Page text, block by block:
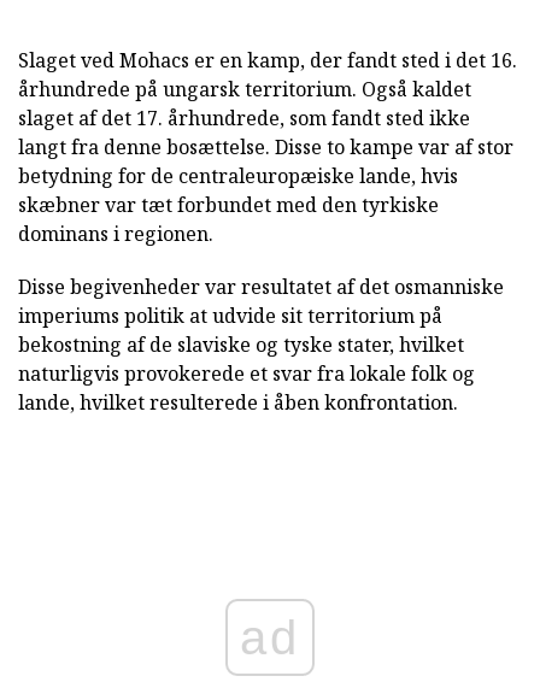
Slaget ved Mohacs er en kamp, der fandt sted i det 16.
århundrede på ungarsk territorium. Også kaldet
slaget af det 17. århundrede, som fandt sted ikke
langt fra denne bosættelse. Disse to kampe var af stor
betydning for de centraleuropæiske lande, hvis
skæbner var tæt forbundet med den tyrkiske
dominans i regionen.
Disse begivenheder var resultatet af det osmanniske
imperiums politik at udvide sit territorium på
bekostning af de slaviske og tyske stater, hvilket
naturligvis provokerede et svar fra lokale folk og
lande, hvilket resulterede i åben konfrontation.
ad